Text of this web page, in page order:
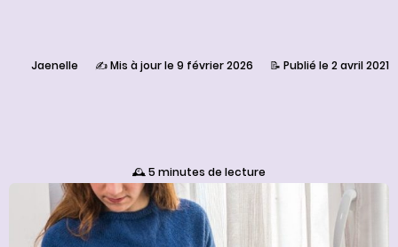
Jaenelle ✍️ Mis à jour le 9 février 2026 📝 Publié le 2 avril 2021
🕰️ 5 minutes de lecture